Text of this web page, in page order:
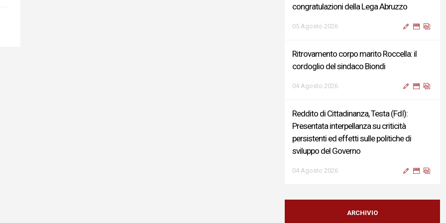
congratulazioni della Lega Abruzzo
05 Agosto 2026
Ritrovamento corpo marito Roccella: il
cordoglio del sindaco Biondi
04 Agosto 2026
Reddito di Cittadinanza, Testa (FdI):
Presentata interpellanza su criticità
persistenti ed effetti sulle politiche di
sviluppo del Governo
04 Agosto 2026
Sigismondi, Liris e Testa: “Profondo
cordoglio e vicinanza al Ministro Roccella e
ARCHIVIO